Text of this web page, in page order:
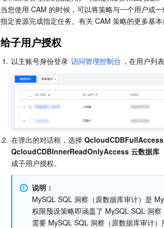
当您使用 CAM 的时候，可以将策略与一个用户或
指定资源完成指定任务。有关 CAM 策略的更多基
给子用户授权
1. 以主账号身份登录 访问管理控制台 ，在用户列
2. 在弹出的对话框，选择 QcloudCDBFullAccess
QcloudCDBInnerReadOnlyAccess 云数据库
成子用户授权。
说明：
MySQL SQL 洞察（原数据库审计）是
权限预设策略即涵盖了 MySQL SQL 洞
需要 MySQL SQL 洞察（原数据库审计